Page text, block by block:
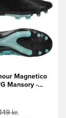
Magnetico
Mansory -
kr.